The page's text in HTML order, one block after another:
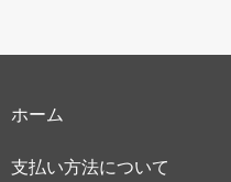
ホーム
支払い方法について